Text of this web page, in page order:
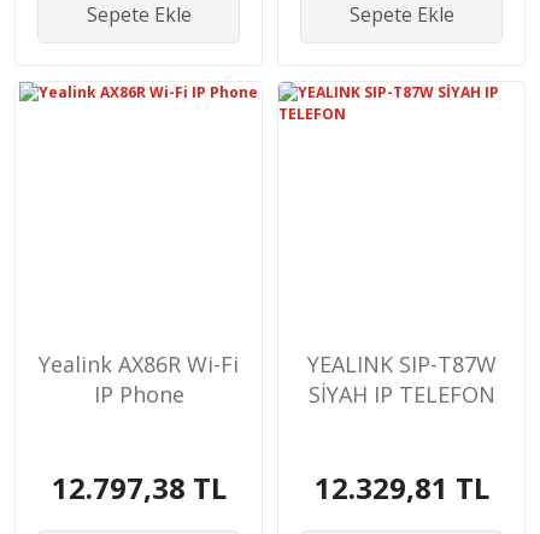
Sepete Ekle Sepete Ekle
Yealink AX86R Wi-Fi
IP Phone
12.797,38 TL
YEALINK SIP-T87W
SİYAH IP TELEFON
12.329,81 TL